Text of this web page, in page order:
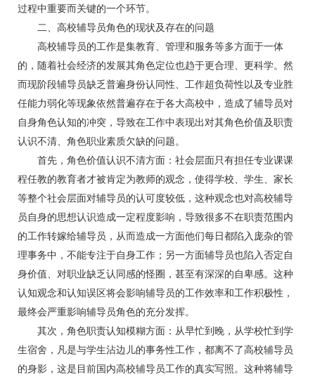
过程中重要而关键的一个环节。
二、高校辅导员角色的现状及存在的问题
高校辅导员的工作是集教育、管理和服务等多方面于一体
的，随着社会经济的发展其角色定位也趋于更合理、更科学。然
而现阶段辅导员缺乏普遍身份认同性、工作超负荷性以及专业胜
任能力弱化等现象依然普遍存在于各大高校中，造成了辅导员对
自身角色认知的冲突，导致在工作中表现出对其角色价值及职责
认识不清、角色职业素质欠缺的问题。
首先，角色价值认识不清方面：社会层面只有担任专业课课
程任教的教育者才被肯定为教师的观念，使得学校、学生、家长
等整个社会层面对辅导员的认可度较低，这种观念也对高校辅导
员自身的思想认识造成一定程度影响，导致很多不在职责范围内
的工作转嫁给辅导员，从而造成一方面他们每日都陷入庞杂的管
理事务中，不能专注于自身工作；另一方面辅导员也陷入否定自
身价值、对职业缺乏认同感的怪圈，甚至有深深的自卑感。这种
认知观念和认知误区将会影响辅导员的工作效率和工作积极性，
最终会严重影响辅导员角色的充分发挥。
其次，角色职责认知模糊方面：从早忙到晚，从学校忙到学
生宿舍，凡是与学生沾边儿的事务性工作，都离不了高校辅导员
的身影，这是目前国内高校辅导员工作的真实写照。这种将辅导